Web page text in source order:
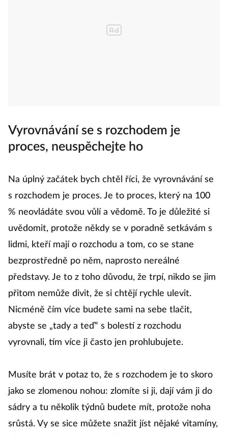
Vyrovnávání se s rozchodem je
proces, neuspěchejte ho
Na úplný začátek bych chtěl říci, že vyrovnávání se
s rozchodem je proces. Je to proces, který na 100
% neovládáte svou vůlí a vědomě. To je důležité si
uvědomit, protože někdy se v poradně setkávám s
lidmi, kteří mají o rozchodu a tom, co se stane
bezprostředně po něm, naprosto nereálné
představy. Je to z toho důvodu, že trpí, nikdo se jim
přitom nemůže divit, že si chtějí rychle ulevit.
Nicméně čím více budete sami na sebe tlačit,
abyste se „tady a teď“ s bolestí z rozchodu
vyrovnali, tím více ji často jen prohlubujete.
Musíte brát v potaz to, že s rozchodem je to skoro
jako se zlomenou nohou: zlomíte si ji, dají vám ji do
sádry a tu několik týdnů budete mít, protože noha
srůstá. Vy se sice můžete snažit jíst nějaké vitamíny,